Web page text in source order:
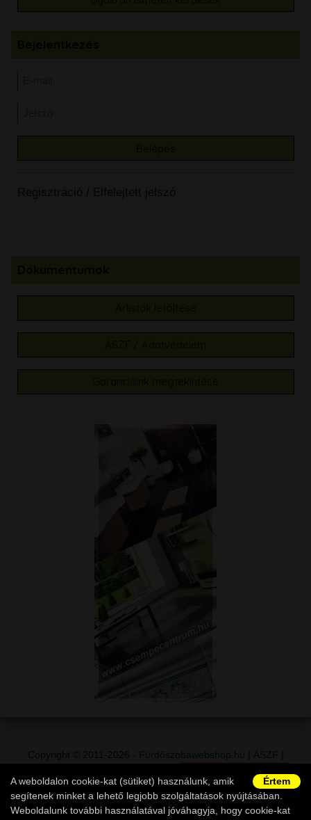
Értem
A weboldalon cookie-kat (sütiket) használunk, amik
segítenek minket a lehető legjobb szolgáltatások nyújtásában.
Weboldalunk további használatával jóváhagyja, hogy cookie-kat
Regisztráció / Elfelejtett jelszó
Elállás a szerződéstől
|
Ügyfélszolgálat